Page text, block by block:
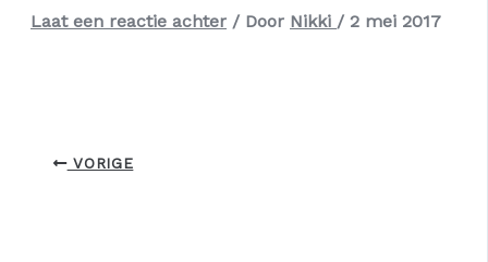
Laat een reactie achter / Door Nikki / 2 mei 2017
VORIGE